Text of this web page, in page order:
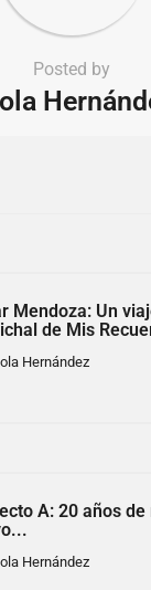
Posted by
Mendoza: Un
de Mis
Hernández
A: 20 años
Hernández